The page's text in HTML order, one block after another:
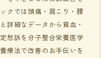
クでは頭痛・肩こり・腰
詳細なデータから貧血・
愁訴を分子整合栄養医学
療法で改善のお手伝いを